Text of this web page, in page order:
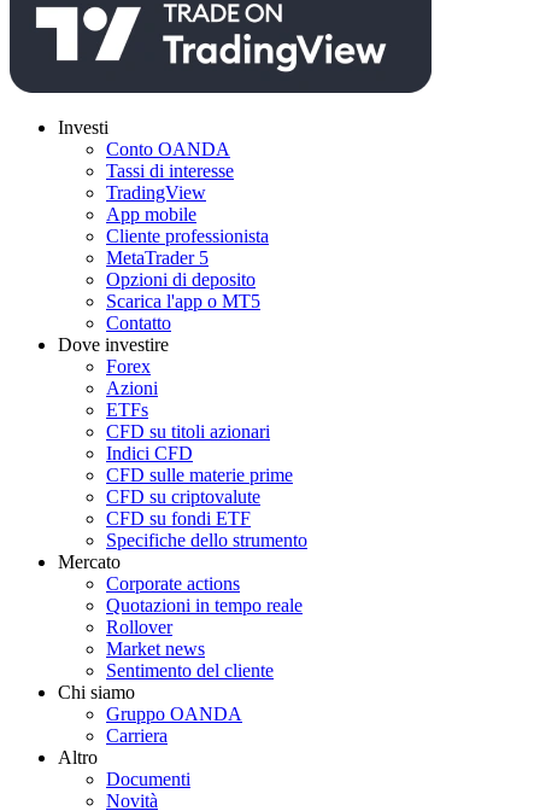
Investi
Conto OANDA
Tassi di interesse
TradingView
App mobile
Cliente professionista
MetaTrader 5
Opzioni di deposito
Scarica l'app o MT5
Contatto
Dove investire
Forex
Azioni
ETFs
CFD su titoli azionari
Indici CFD
CFD sulle materie prime
CFD su criptovalute
CFD su fondi ETF
Specifiche dello strumento
Mercato
Corporate actions
Quotazioni in tempo reale
Rollover
Market news
Sentimento del cliente
Chi siamo
Gruppo OANDA
Carriera
Altro
Documenti
Novità